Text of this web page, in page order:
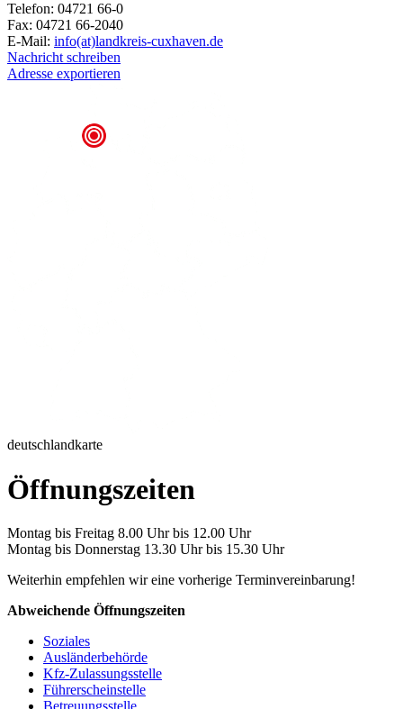
Telefon: 04721 66-0
Fax: 04721 66-2040
E-Mail: info(at)landkreis-cuxhaven.de
Nachricht schreiben
Adresse exportieren
deutschlandkarte
Öffnungszeiten
Montag bis Freitag 8.00 Uhr bis 12.00 Uhr
Montag bis Donnerstag 13.30 Uhr bis 15.30 Uhr
Weiterhin empfehlen wir eine vorherige Terminvereinbarung!
Abweichende Öffnungszeiten
Soziales
Ausländerbehörde
Kfz-Zulassungsstelle
Führerscheinstelle